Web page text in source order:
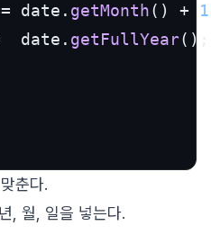
date.
getMonth() + 1
date.
getFullYear();
춘다.
, 월, 일을 넣는다.